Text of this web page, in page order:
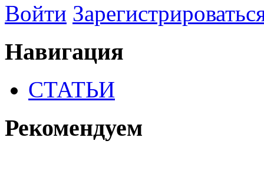
Войти
Навигация
СТАТЬИ
Рекомендуем